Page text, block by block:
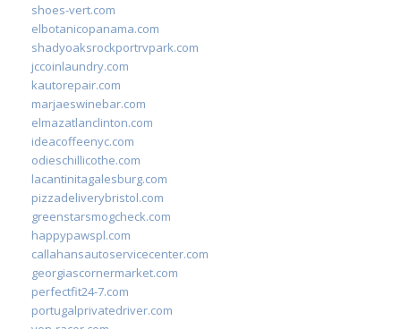
shoes-vert.com
elbotanicopanama.com
shadyoaksrockportrvpark.com
jccoinlaundry.com
kautorepair.com
marjaeswinebar.com
elmazatlanclinton.com
ideacoffeenyc.com
odieschillicothe.com
lacantinitagalesburg.com
pizzadeliverybristol.com
greenstarsmogcheck.com
happypawspl.com
callahansautoservicecenter.com
georgiascornermarket.com
perfectfit24-7.com
portugalprivatedriver.com